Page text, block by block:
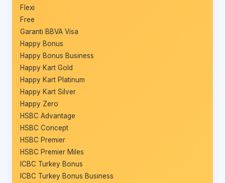
Flexi
Free
Garanti BBVA Visa
Happy Bonus
Happy Bonus Business
Happy Kart Gold
Happy Kart Platinum
Happy Kart Silver
Happy Zero
HSBC Advantage
HSBC Concept
HSBC Premier
HSBC Premier Miles
ICBC Turkey Bonus
ICBC Turkey Bonus Business